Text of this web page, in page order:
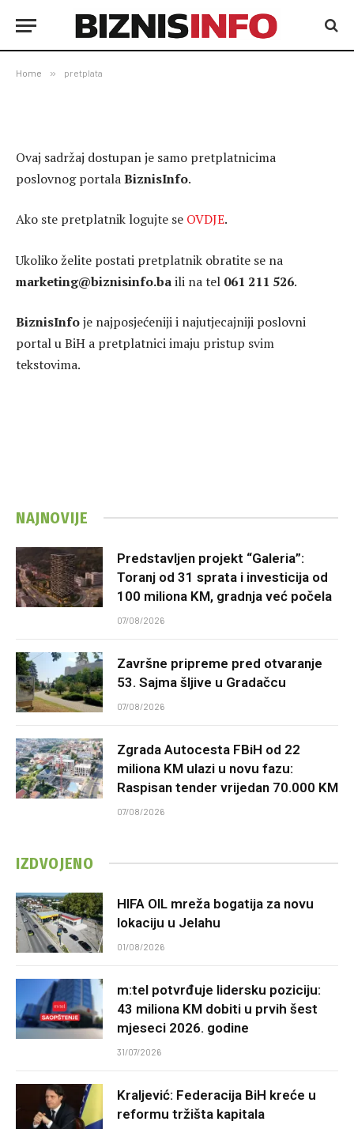
Home » pretplata
Ovaj sadržaj dostupan je samo pretplatnicima
poslovnog portalaBiznisInfo.
Ako ste pretplatnik logujte se OVDJE.
Ukoliko želite postati pretplatnik obratite se na
marketing@biznisinfo.baili na tel 061 211 526.
BiznisInfoje najposjećeniji i najutjecajniji poslovni
portal u BiH a pretplatnici imaju pristup svim
tekstovima.
NAJNOVIJE
Predstavljen projekt “Galeria”:
Toranj od 31 sprata i investicija od
100 miliona KM, gradnja već počela
07/08/2026
Završne pripreme pred otvaranje
53. Sajma šljive u Gradačcu
07/08/2026
Zgrada Autocesta FBiH od 22
miliona KM ulazi u novu fazu:
Raspisan tender vrijedan 70.000 KM
07/08/2026
IZDVOJENO
HIFA OIL mreža bogatija za novu
lokaciju u Jelahu
01/08/2026
m:tel potvrđuje lidersku poziciju:
43 miliona KM dobiti u prvih šest
mjeseci 2026. godine
31/07/2026
Kraljević: Federacija BiH kreće u
reformu tržišta kapitala